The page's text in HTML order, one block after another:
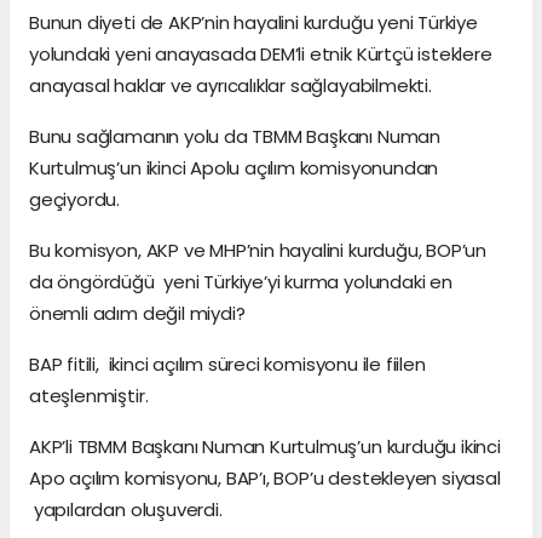
Bunun diyeti de AKP’nin hayalini kurduğu yeni Türkiye
yolundaki yeni anayasada DEM’li etnik Kürtçü isteklere
anayasal haklar ve ayrıcalıklar sağlayabilmekti.
Bunu sağlamanın yolu da TBMM Başkanı Numan
Kurtulmuş’un ikinci Apolu açılım komisyonundan
geçiyordu.
Bu komisyon, AKP ve MHP’nin hayalini kurduğu, BOP’un
da öngördüğü yeni Türkiye’yi kurma yolundaki en
önemli adım değil miydi?
BAP fitili, ikinci açılım süreci komisyonu ile fiilen
ateşlenmiştir.
AKP’li TBMM Başkanı Numan Kurtulmuş’un kurduğu ikinci
Apo açılım komisyonu, BAP’ı, BOP’u destekleyen siyasal
yapılardan oluşuverdi.